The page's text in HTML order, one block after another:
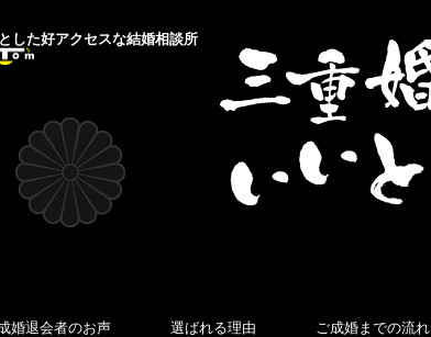
した好アクセスな結婚相談所
婚退会者のお声 選ばれる理由 ご成婚までの流れ